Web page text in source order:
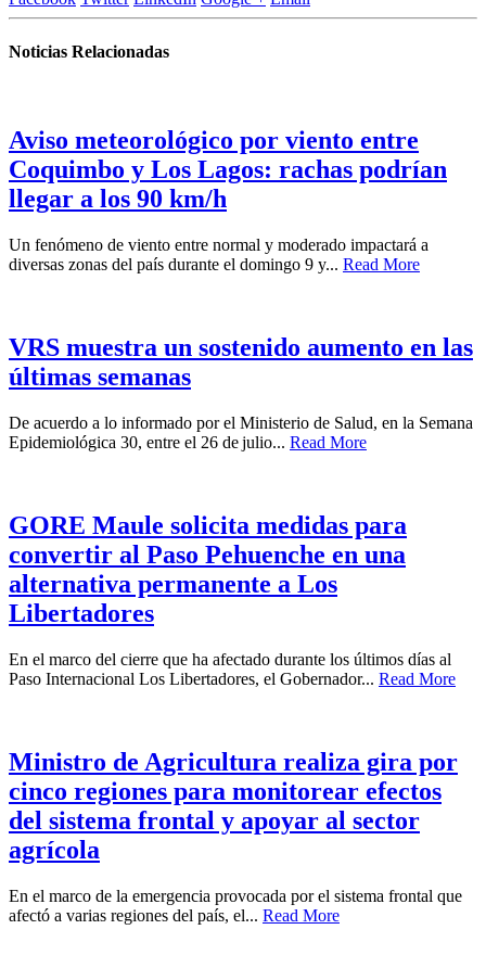
Noticias Relacionadas
Aviso meteorológico por viento entre
Coquimbo y Los Lagos: rachas podrían
llegar a los 90 km/h
Un fenómeno de viento entre normal y moderado impactará a
diversas zonas del país durante el domingo 9 y... Read More
VRS muestra un sostenido aumento en las
últimas semanas
De acuerdo a lo informado por el Ministerio de Salud, en la Semana
Epidemiológica 30, entre el 26 de julio... Read More
GORE Maule solicita medidas para
convertir al Paso Pehuenche en una
alternativa permanente a Los
Libertadores
En el marco del cierre que ha afectado durante los últimos días al
Paso Internacional Los Libertadores, el Gobernador... Read More
Ministro de Agricultura realiza gira por
cinco regiones para monitorear efectos
del sistema frontal y apoyar al sector
agrícola
En el marco de la emergencia provocada por el sistema frontal que
afectó a varias regiones del país, el... Read More